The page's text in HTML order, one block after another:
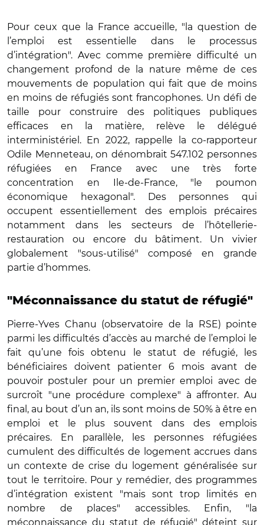
Pour ceux que la France accueille, "la question de
l’emploi est essentielle dans le processus
d’intégration". Avec comme première difficulté un
changement profond de la nature même de ces
mouvements de population qui fait que de moins
en moins de réfugiés sont francophones. Un défi de
taille pour construire des politiques publiques
efficaces en la matière, relève le délégué
interministériel. En 2022, rappelle la co-rapporteur
Odile Menneteau, on dénombrait 547.102 personnes
réfugiées en France avec une très forte
concentration en Ile-de-France, "le poumon
économique hexagonal". Des personnes qui
occupent essentiellement des emplois précaires
notamment dans les secteurs de l’hôtellerie-
restauration ou encore du bâtiment. Un vivier
globalement "sous-utilisé" composé en grande
partie d’hommes.
"Méconnaissance du statut de réfugié"
Pierre-Yves Chanu (observatoire de la RSE) pointe
parmi les difficultés d’accès au marché de l’emploi le
fait qu’une fois obtenu le statut de réfugié, les
bénéficiaires doivent patienter 6 mois avant de
pouvoir postuler pour un premier emploi avec de
surcroît "une procédure complexe" à affronter. Au
final, au bout d’un an, ils sont moins de 50% à être en
emploi et le plus souvent dans des emplois
précaires. En parallèle, les personnes réfugiées
cumulent des difficultés de logement accrues dans
un contexte de crise du logement généralisée sur
tout le territoire. Pour y remédier, des programmes
d’intégration existent "mais sont trop limités en
nombre de places" accessibles. Enfin, "la
méconnaissance du statut de réfugié" déteint sur